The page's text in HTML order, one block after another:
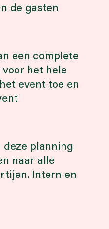
de gasten
een complete
het hele
event toe en
deze planning
naar alle
Intern en